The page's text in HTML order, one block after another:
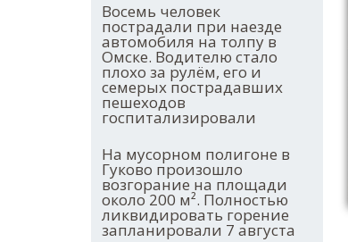
Восемь человек
пострадали при наезде
автомобиля на толпу в
Омске. Водителю стало
плохо за рулём, его и
семерых пострадавших
пешеходов
госпитализировали
На мусорном полигоне в
Гуково произошло
возгорание на площади
около 200 м². Полностью
ликвидировать горение
запланировали 7 августа